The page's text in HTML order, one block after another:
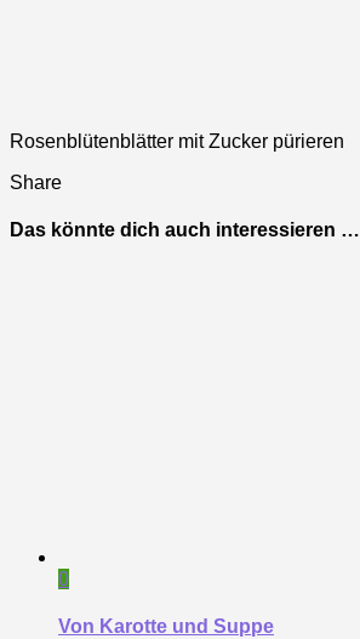
Rosenblütenblätter mit Zucker pürieren
Share
Das könnte dich auch interessieren …
0
Von Karotte und Suppe